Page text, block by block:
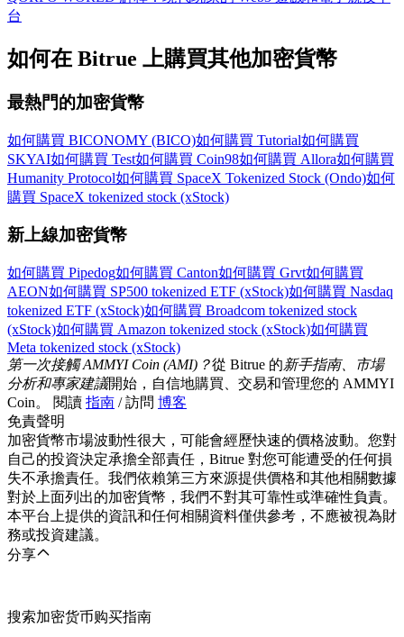
更多活動
登錄註冊
台
如何在 Bitrue 上購買其他加密貨幣
最熱門的加密貨幣
如何購買 BICONOMY (BICO)如何購買 Tutorial如何購買
SKYAI如何購買 Test如何購買 Coin98如何購買 Allora如何購買
Humanity Protocol如何購買 SpaceX Tokenized Stock (Ondo)如何
購買 SpaceX tokenized stock (xStock)
新上線加密貨幣
如何購買 Pipedog如何購買 Canton如何購買 Grvt如何購買
AEON如何購買 SP500 tokenized ETF (xStock)如何購買 Nasdaq
tokenized ETF (xStock)如何購買 Broadcom tokenized stock
(xStock)如何購買 Amazon tokenized stock (xStock)如何購買
Meta tokenized stock (xStock)
第一次接觸 AMMYI Coin (AMI)？從 Bitrue 的新手指南、市場
分析和專家建議開始，自信地購買、交易和管理您的 AMMYI
Coin。 閱讀 指南 / 訪問 博客
免責聲明
加密貨幣市場波動性很大，可能會經歷快速的價格波動。您對
自己的投資決定承擔全部責任，Bitrue 對您可能遭受的任何損
失不承擔責任。我們依賴第三方來源提供價格和其他相關數據
對於上面列出的加密貨幣，我們不對其可靠性或準確性負責。
本平台上提供的資訊和任何相關資料僅供參考，不應被視為財
務或投資建議。
分享
搜索加密货币购买指南